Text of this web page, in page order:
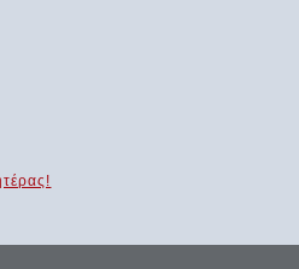
τον ιστότοπό μας 143 guests και